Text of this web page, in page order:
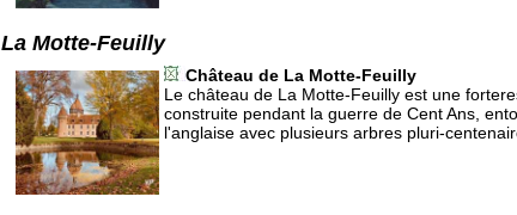
La Motte-Feuilly
Château de La Motte-Feuilly
Le château de La Motte-Feuilly est une
construite pendant la guerre de Cent Ans,
l'anglaise avec plusieurs arbres pluri-